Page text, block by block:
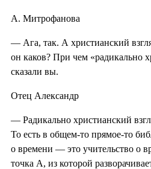
А. Митрофанова
— Ага, так. А христианский
он каков? При чем «радикально
сказали вы.
Отец Александр
— Радикально христианский
То есть в общем-то прямое-то
о времени — это учительство о
точка А, из которой